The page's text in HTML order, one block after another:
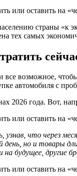
страны «к
тех самых
все возможное,
автомобиля с
2026 года. Вот,
что через
но и товары
будущее, другие